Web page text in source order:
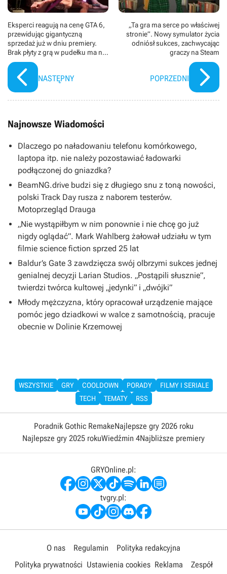
Eksperci reagują na cenę GTA 6,
przewidując gigantyczną
sprzedaż już w dniu premiery.
Brak płyty z grą w pudełku ma nie
zaszkodzić Rockstar Games
NASTĘPNY
„Ta gra ma serce po właściwej
stronie”. Nowy symulator życia
odniósł sukces, zachwycając
graczy na Steam
POPRZEDNI
Najnowsze Wiadomości
Dlaczego po naładowaniu telefonu komórkowego,
laptopa itp. nie należy pozostawiać ładowarki
podłączonej do gniazdka?
BeamNG.drive budzi się z długiego snu z toną nowości,
polski Track Day rusza z naborem testerów.
Motoprzegląd Drauga
„Nie wystąpiłbym w nim ponownie i nie chcę go już
nigdy oglądać”. Mark Wahlberg żałował udziału w tym
filmie science fiction sprzed 25 lat
Baldur’s Gate 3 zawdzięcza swój olbrzymi sukces jednej
genialnej decyzji Larian Studios. „Postąpili słusznie”,
twierdzi twórca kultowej „jedynki” i „dwójki”
Młody mężczyzna, który opracował urządzenie mające
pomóc jego dziadkowi w walce z samotnością, pracuje
obecnie w Dolinie Krzemowej
WSZYSTKIE GRY COOLDOWN PORADY
FILMY I SERIALE
TECH
TEMATY RSS
Poradnik Gothic RemakeNajlepsze gry 2026 roku
Najlepsze gry 2025 rokuWiedźmin 4Najbliższe premiery
GRYOnline.pl:
tvgry.pl:
O nas Regulamin
Polityka redakcyjna
Polityka prywatności Ustawienia cookies Reklama Zespół